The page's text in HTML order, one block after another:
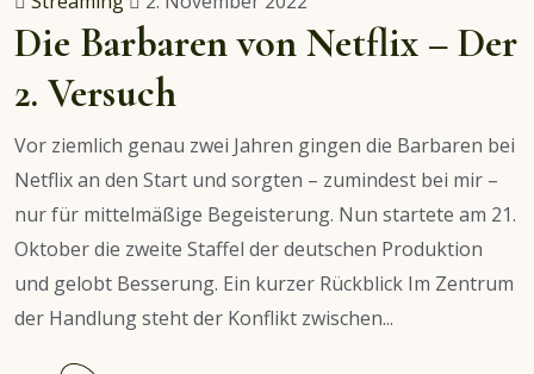
Serienempfehlungen
November/Dezember
2022
Die Barbaren von Netflix – Der
2. Versuch
Vor ziemlich genau zwei Jahren gingen die Barbaren bei
Netflix an den Start und sorgten – zumindest bei mir –
nur für mittelmäßige Begeisterung. Nun startete am 21.
Oktober die zweite Staffel der deutschen Produktion
und gelobt Besserung. Ein kurzer Rückblick Im Zentrum
der Handlung steht der Konflikt zwischen...